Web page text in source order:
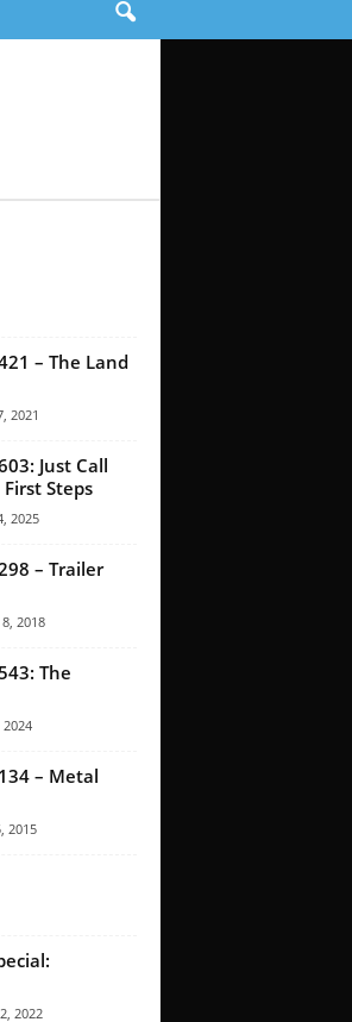
– The Land
2021
Just Call
Steps
2025
– Trailer
2018
The
– Metal
2015
2022